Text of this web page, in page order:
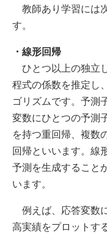
教師あり学習には
す。
・線形回帰
ひとつ以上の独立
程式の係数を推定し
ゴリズムです。予測
変数にひとつの予測
を持つ重回帰、複数
回帰といいます。線
予測を生成すること
います。
例えば、応答変数
高実績をプロットす